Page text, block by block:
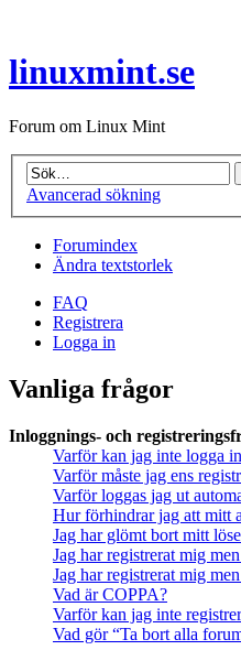
linuxmint.se
Forum om Linux Mint
Avancerad sökning
Forumindex
Ändra textstorlek
FAQ
Registrera
Logga in
Vanliga frågor
Inloggnings- och
Varför kan jag inte logga
Varför måste jag ens
Varför loggas jag ut
Hur förhindrar jag att mitt
Jag har glömt bort mitt
Jag har registrerat mig
Jag har registrerat mig
Vad är COPPA?
Varför kan jag inte
Vad gör “Ta bort alla